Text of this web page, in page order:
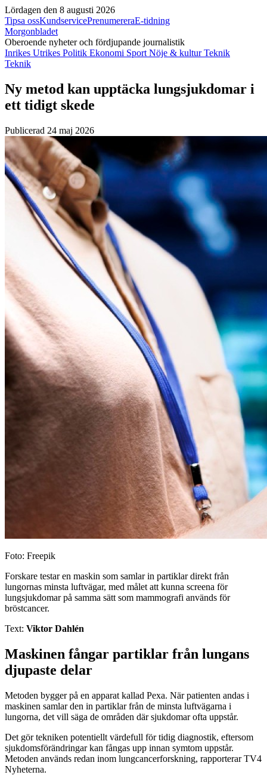
Lördagen den 8 augusti 2026
Tipsa ossKundservicePrenumereraE-tidning
Morgonbladet
Oberoende nyheter och fördjupande journalistik
Inrikes Utrikes Politik Ekonomi Sport Nöje & kulturTeknik
Teknik
Ny metod kan upptäcka lungsjukdomar i
ett tidigt skede
Publicerad 24 maj 2026
Foto: Freepik
Forskare testar en maskin som samlar in partiklar direkt från
lungornas minsta luftvägar, med målet att kunna screena för
lungsjukdomar på samma sätt som mammografi används för
bröstcancer.
Text: Viktor Dahlén
Maskinen fångar partiklar från lungans
djupaste delar
Metoden bygger på en apparat kallad Pexa. När patienten andas i
maskinen samlar den in partiklar från de minsta luftvägarna i
lungorna, det vill säga de områden där sjukdomar ofta uppstår.
Det gör tekniken potentiellt värdefull för tidig diagnostik, eftersom
sjukdomsförändringar kan fångas upp innan symtom uppstår.
Metoden används redan inom lungcancerforskning, rapporterar TV4
Nyheterna.